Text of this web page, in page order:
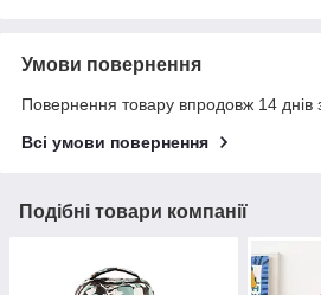
Умови повернення
Повернення товару впродовж 14 днів
Всі умови повернення
Подібні товари компанії